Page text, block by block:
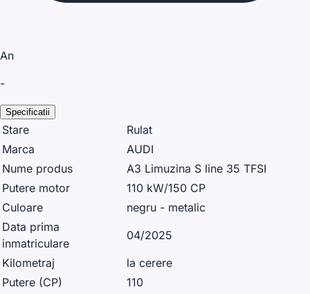
An
-
Specificatii
Stare
Rulat
Marca
AUDI
Nume produs
A3 Limuzina S line 35 TFSI
Putere motor
110 kW/150 CP
Culoare
negru - metalic
Data prima
inmatriculare
04/2025
Kilometraj
la cerere
Putere (CP)
110